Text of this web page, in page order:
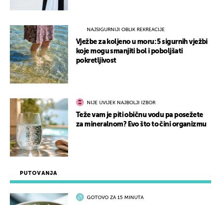
PUTOVANJA
GOTOVO ZA 15 MINUTA
NAJSIGURNIJI OBLIK REKREACIJE
Vježbe za koljeno u moru: 5 sigurnih vježbi
koje mogu smanjiti bol i poboljšati
pokretljivost
NIJE UVIJEK NAJBOLJI IZBOR
Teže vam je piti običnu vodu pa posežete
za mineralnom? Evo što to čini organizmu